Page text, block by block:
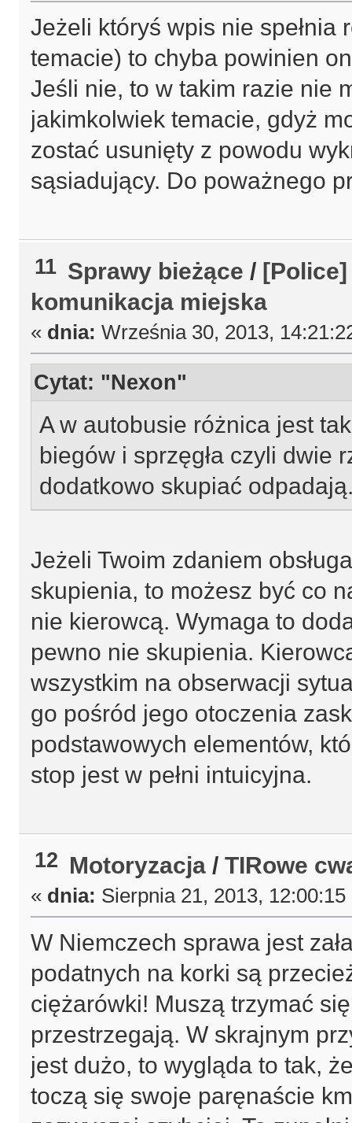
Jeżeli któryś wpis nie
temacie) to chyba powinien
Jeśli nie, to w takim razie nie
jakimkolwiek temacie, gdyż
zostać usunięty z powodu
sąsiadujący. Do poważnego
11 Sprawy bieżące /
komunikacja miejska
« dnia: Września 30, 2013,
Cytat: "Nexon"
A w autobusie różnica jest
biegów i sprzęgła czyli dwie
dodatkowo skupiać
Jeżeli Twoim zdaniem
skupienia, to możesz być co
nie kierowcą. Wymaga to
pewno nie skupienia.
wszystkim na obserwacji
go pośród jego otoczenia
podstawowych elementów,
stop jest w pełni intuicyjna.
12 Motoryzacja /TIRowe
« dnia: Sierpnia 21, 2013,
W Niemczech sprawa jest
podatnych na korki są
ciężarówki! Muszą trzymać
przestrzegają. W skrajnym
jest dużo, to wygląda to tak,
toczą się swoje paręnaście